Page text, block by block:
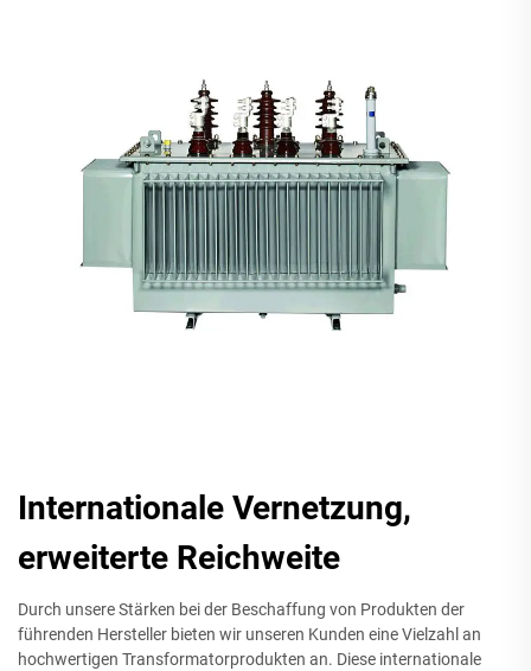
Internationale Vernetzung,
erweiterte Reichweite
Durch unsere Stärken bei der Beschaffung von Produkten der
führenden Hersteller bieten wir unseren Kunden eine Vielzahl an
hochwertigen Transformatorprodukten an. Diese internationale